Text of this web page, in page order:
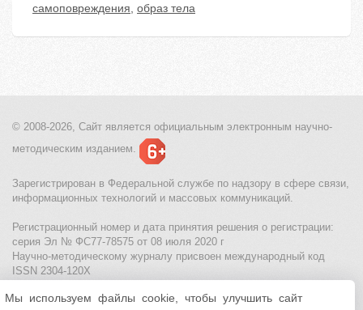
самоповреждения, образ тела
© 2008-2026, Сайт является официальным электронным научно-
методическим изданием.
Зарегистрирован в Федеральной службе по надзору в сфере связи,
информационных технологий и массовых коммуникаций.
Регистрационный номер и дата принятия решения о регистрации:
серия Эл № ФС77-78575 от 08 июля 2020 г
Научно-методическому журналу присвоен международный код
ISSN 2304-120X
МЦИТО|Школьные олимпиады и онлайн конкурсы для детей
Мы используем файлы cookie, чтобы улучшить сайт